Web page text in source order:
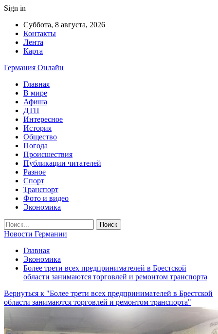
Sign in
Суббота, 8 августа, 2026
Контакты
Лента
Карта
Германия Онлайн
Главная
В мире
Афиша
ДТП
Интересное
История
Общество
Погода
Происшествия
Публикации читателей
Разное
Спорт
Транспорт
Фото и видео
Экономика
Новости Германии
Главная
Экономика
Более трети всех предпринимателей в Брестской
области занимаются торговлей и ремонтом транспорта
Вернуться к "Более трети всех предпринимателей в Брестской
области занимаются торговлей и ремонтом транспорта"